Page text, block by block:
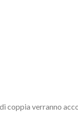
coppia verranno